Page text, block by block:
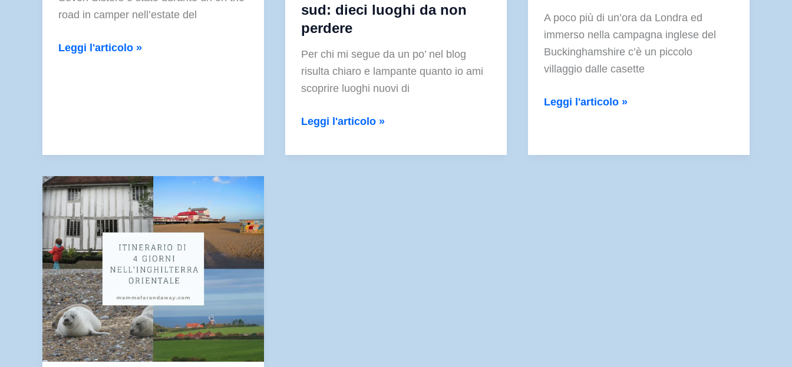
road in camper nell’estate del
Seven
Leggi l'articolo »
sud: dieci luoghi da non
perdere
Per chi mi segue da un po’ nel blog
risulta chiaro e lampante quanto io ami
scoprire luoghi nuovi di
Viaggio
Inghilterra
Leggi l'articolo »
A poco più di un’ora da Londra ed
immerso nella campagna inglese del
Buckinghamshire c’è un piccolo
villaggio dalle casette
Il
Roald
Leggi l'articolo »